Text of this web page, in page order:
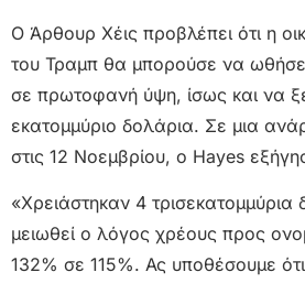
Ο Άρθουρ Χέις προβλέπει ότι η
του Τραμπ θα μπορούσε να
σε πρωτοφανή ύψη, ίσως και να
εκατομμύριο δολάρια. Σε μια
στις 12 Νοεμβρίου, ο Hayes
«Χρειάστηκαν 4 τρισεκατομμύρια
μειωθεί ο λόγος χρέους προς
132% σε 115%. Ας υποθέσουμε